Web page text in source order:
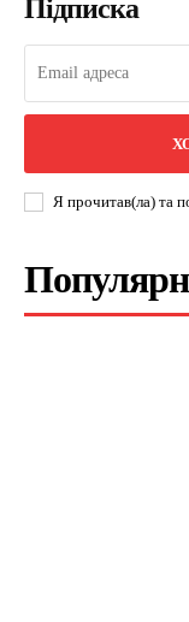
Підписка
Я прочитав(ла) та